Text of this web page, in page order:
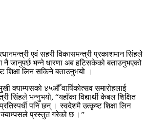
एवं सहरी विकासमन्त्री प्रकाशमान सिंहले
नै जानुपर्छ भन्ने धारणा अब हटिसकेको बताउनुभएको
लिन सकिने बताउनुभयो ।
क्याम्पसको ४५औँ वार्षिकोत्सव समारोहलाई
सिंहले भन्नुभयो, “यहाँका विद्यार्थी केबल शिक्षित
पनि छन् । स्वदेशमै उत्कृष्ट शिक्षा लिन
प्रस्तुत गरेको छ ।”